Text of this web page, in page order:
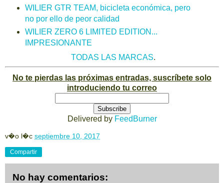
WILIER GTR TEAM, bicicleta económica, pero
no por ello de peor calidad
WILIER ZERO 6 LIMITED EDITION...
IMPRESIONANTE
TODAS LAS MARCAS.
No te pierdas las próximas entradas, suscríbete solo
introduciendo tu correo
Delivered by FeedBurner
v�o l�c septiembre 10, 2017
Compartir
No hay comentarios: